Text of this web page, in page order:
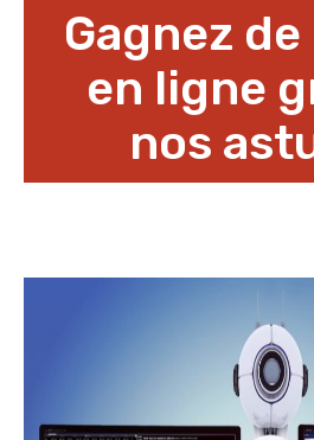
Gagnez
en ligne
nos